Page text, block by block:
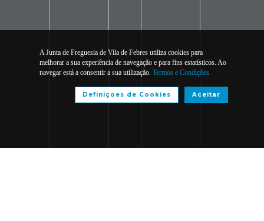
A Junta de Freguesia de Vila de Febres utiliza cookies para
melhorar a sua experiência de navegação e para fins estatísticos. Ao
navegar está a consentir a sua utilização. Termos e Condições
Aceitar
Definiçoes de Cookies